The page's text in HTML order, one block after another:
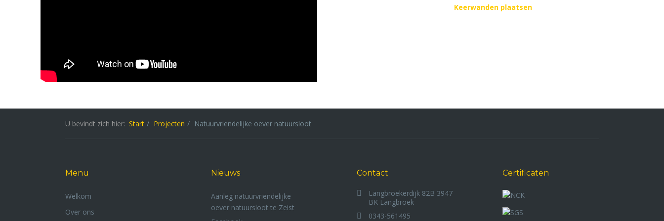
Loonbedrijf Overvest
Transport
Keerwanden plaatsen
U bevindt zich hier: Start Projecten Natuurvriendelijke oever natuursloot
Menu
Welkom
Over ons
Nieuws
Aanleg natuurvriendelijke
oever natuursloot te Zeist
Contact
Langbroekerdijk 82B 3947
BK Langbroek
0343-561495
Certificaten